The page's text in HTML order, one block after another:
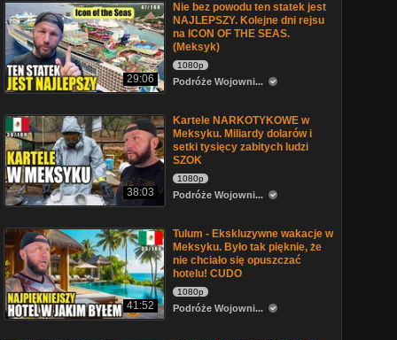
29:06
Nie bez powodu ten statek jest
NAJLEPSZY. Kolejne dni rejsu
na ICON OF THE SEAS.
(Meksyk)
1080p
Podróże Wojowni...
38:03
Kartele NARKOTYKOWE w
Meksyku. Miliardy dolarów i
setki tysięcy zabitych ludzi
SZOK
1080p
Podróże Wojowni...
41:52
Tulum - Ekskluzywne wakacje w
Meksyku. Było tak pięknie, że
nie chciało się opuszczać
hotelu! CUDO
1080p
Podróże Wojowni...